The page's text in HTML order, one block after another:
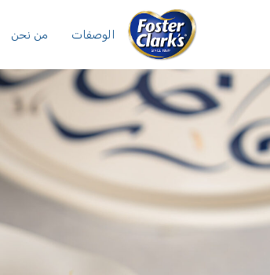
الوصفات من نحن